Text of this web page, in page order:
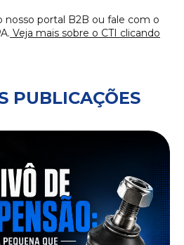
nosso portal B2B ou fale com o
Veja mais sobre o CTI clicando
PUBLICAÇÕES